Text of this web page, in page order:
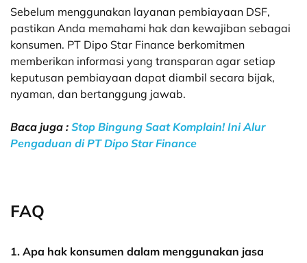
Sebelum menggunakan layanan pembiayaan DSF,
pastikan Anda memahami hak dan kewajiban sebagai
konsumen. PT Dipo Star Finance berkomitmen
memberikan informasi yang transparan agar setiap
keputusan pembiayaan dapat diambil secara bijak,
nyaman, dan bertanggung jawab.
Baca juga : Stop Bingung Saat Komplain! Ini Alur
Pengaduan di PT Dipo Star Finance
FAQ
1. Apa hak konsumen dalam menggunakan jasa